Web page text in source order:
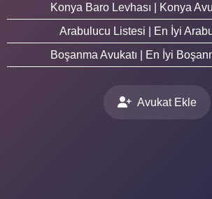
Konya Baro Levhası | Konya
Arabulucu Listesi | En İyi
Boşanma Avukatı | En İyi
Avukat Ekle